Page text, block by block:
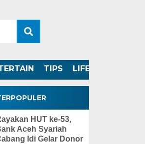
TIPS LIFESTYLE
HUT ke-53,
Aceh Syariah
Idi Gelar Donor